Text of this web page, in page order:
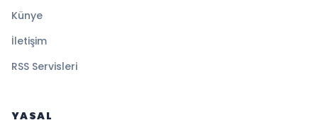
Künye
İletişim
RSS Servisleri
YASAL